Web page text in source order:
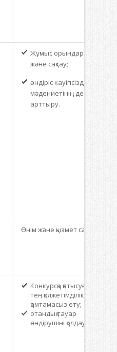
Жұмыс орындарын құру
және сақтау;
өндіріс кауіпсіздігі
мәдениетінің деңгейін
арттыру.
Өнім және қызмет сапасы
Конкурсқа қатысуға
тең қолжетімділікті
қамтамасыз ету;
отандық тауар
өндірушіні қолдау.